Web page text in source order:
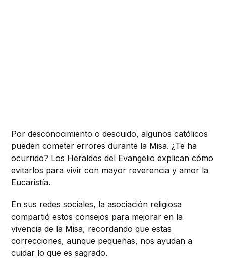
Por desconocimiento o descuido, algunos católicos
pueden cometer errores durante la Misa. ¿Te ha
ocurrido? Los Heraldos del Evangelio explican cómo
evitarlos para vivir con mayor reverencia y amor la
Eucaristía.
En sus redes sociales, la asociación religiosa
compartió estos consejos para mejorar en la
vivencia de la Misa, recordando que estas
correcciones, aunque pequeñas, nos ayudan a
cuidar lo que es sagrado.